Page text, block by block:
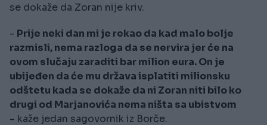
se dokaže da Zoran nije kriv.
- Prije neki dan mi je rekao da kad malo bolje
razmisli, nema razloga da se nervira jer će na
ovom slučaju zaraditi bar milion eura. On je
ubijeđen da će mu država isplatiti milionsku
odštetu kada se dokaže da ni Zoran niti bilo ko
drugi od Marjanovića nema ništa sa ubistvom
- kaže jedan sagovornik iz Borče.